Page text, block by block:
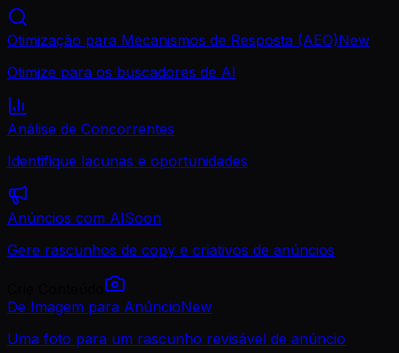
Otimização para Mecanismos de Resposta (AEO)New
Otimize para os buscadores de AI
Análise de Concorrentes
Identifique lacunas e oportunidades
Anúncios com AISoon
Gere rascunhos de copy e criativos de anúncios
De Imagem para AnúncioNew
Uma foto para um rascunho revisável de anúncio